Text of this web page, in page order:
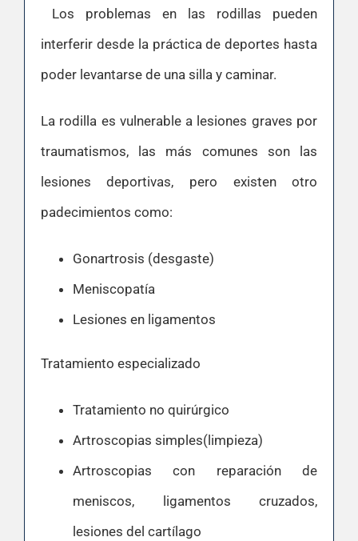
Los problemas en las rodillas pueden
interferir desde la práctica de deportes hasta
poder levantarse de una silla y caminar.
La rodilla es vulnerable a lesiones graves por
traumatismos, las más comunes son las
lesiones deportivas, pero existen otro
padecimientos como:
Gonartrosis (desgaste)
Meniscopatía
Lesiones en ligamentos
Tratamiento especializado
Tratamiento no quirúrgico
Artroscopias simples(limpieza)
Artroscopias con reparación de
meniscos, ligamentos cruzados,
lesiones del cartílago